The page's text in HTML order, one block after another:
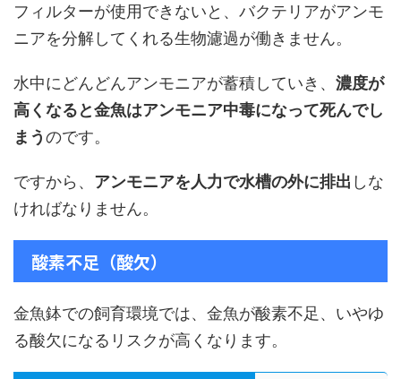
フィルターが使用できないと、バクテリアがアンモ
ニアを分解してくれる生物濾過が働きません。
水中にどんどんアンモニアが蓄積していき、 濃度が
高くなると金魚はアンモニア中毒になって死んでし
まうのです。
ですから、 アンモニアを人力で水槽の外に排出 しな
ければなりません。
酸素不足（酸欠）
金魚鉢での飼育環境では、金魚が酸素不足、いやゆ
る酸欠になるリスクが高くなります。